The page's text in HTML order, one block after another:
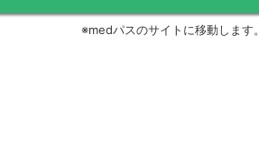
※medパスのサイトに移動します。